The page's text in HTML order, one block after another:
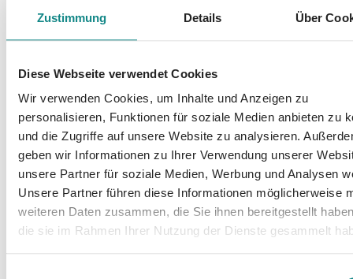
Zustimmung Details Über
Diese Webseite verwendet Cookies
Wir verwenden Cookies, um Inhalte und Anzeigen zu
personalisieren, Funktionen für soziale Medien anbieten zu
und die Zugriffe auf unsere Website zu analysieren.
geben wir Informationen zu Ihrer Verwendung unserer
unsere Partner für soziale Medien, Werbung und Analysen
Unsere Partner führen diese Informationen möglicherweise
weiteren Daten zusammen, die Sie ihnen bereitgestellt
die sie im Rahmen Ihrer Nutzung der Dienste gesammelt
PDF
Zur Übersicht